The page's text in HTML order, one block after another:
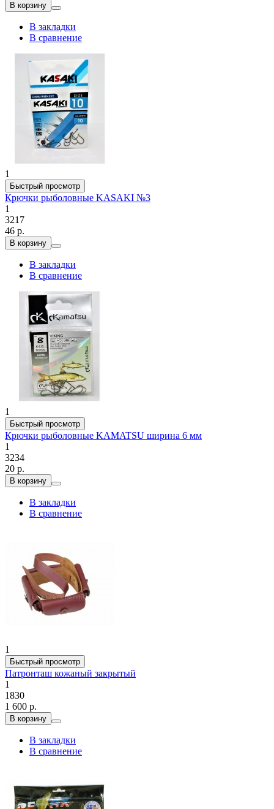
В корзину
В закладки
В сравнение
1
Быстрый просмотр
Крючки рыболовные KASAKI №3
1
3217
46 р.
В корзину
В закладки
В сравнение
1
Быстрый просмотр
Крючки рыболовные KAMATSU ширина 6 мм
1
3234
20 р.
В корзину
В закладки
В сравнение
1
Быстрый просмотр
Патронташ кожаный закрытый
1
1830
1 600 р.
В корзину
В закладки
В сравнение